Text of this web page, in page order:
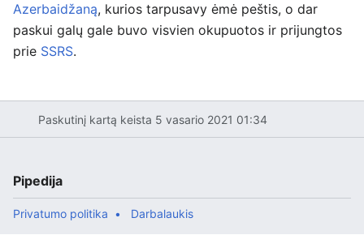
Azerbaidžaną, kurios tarpusavy ėmė peštis, o dar
paskui galų gale buvo visvien okupuotos ir prijungtos
prie SSRS.
Paskutinį kartą keista 5 vasario 2021 01:34
Pipedija
Privatumo politika Darbalaukis